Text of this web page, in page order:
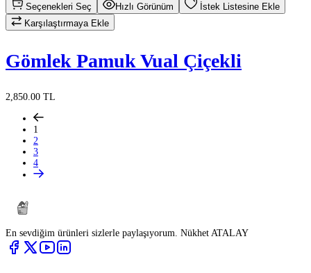
Seçenekleri Seç Hızlı Görünüm
İstek Listesine Ekle
Karşılaştırmaya Ekle
Gömlek Pamuk Vual Çiçekli
2,850.00 TL
1
2
3
4
En sevdiğim ürünleri sizlerle paylaşıyorum. Nükhet ATALAY